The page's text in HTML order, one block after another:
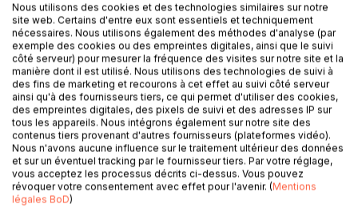
DESCRIPTION
"L'écriture d'Alice Machado est habitée par la volonté
incessante d'accéder à l'humain, comme si elle voulait
réveiller la part de sublime qui existe en chacun de nous..."
José Saramago, Prix Nobel de Littérature.
"Je songe à cette autre éternité, à l'écriture sur les vagues,
Nous utilisons des cookies et des technologies similaires sur notre
site web. Certains d'entre eux sont essentiels et techniquement
nécessaires. Nous utilisons également des méthodes d'analyse (par
exemple des cookies ou des empreintes digitales, ainsi que le suivi
côté serveur) pour mesurer la fréquence des visites sur notre site et la
manière dont il est utilisé. Nous utilisons des technologies de suivi à
des fins de marketing et recourons à cet effet au suivi côté serveur
ainsi qu'à des fournisseurs tiers, ce qui permet d'utiliser des cookies,
des empreintes digitales, des pixels de suivi et des adresses IP sur
tous les appareils. Nous intégrons également sur notre site des
contenus tiers provenant d'autres fournisseurs (plateformes vidéo).
Nous n'avons aucune influence sur le traitement ultérieur des données
et sur un éventuel tracking par le fournisseur tiers. Par votre réglage,
vous acceptez les processus décrits ci-dessus. Vous pouvez
révoquer votre consentement avec effet pour l'avenir. (Mentions
légales BoD)